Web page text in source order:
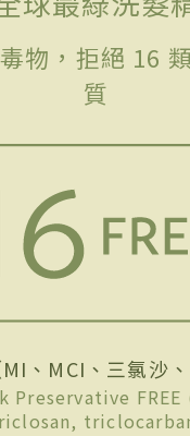
物，拒絕 16
質
、MCI、三氯沙、
Preservative FREE